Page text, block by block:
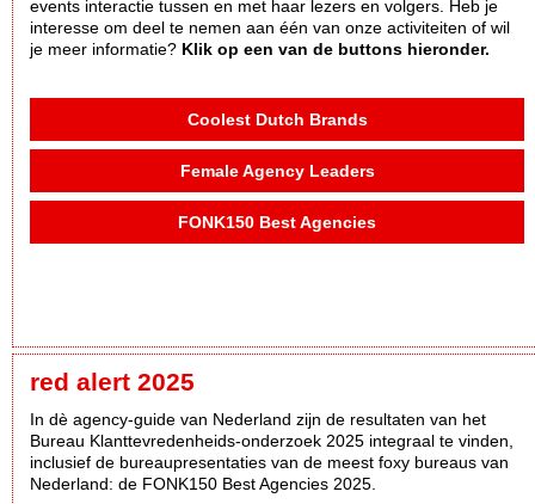
events interactie tussen en met haar lezers en volgers. Heb je
interesse om deel te nemen aan één van onze activiteiten of wil
je meer informatie? Klik op een van de buttons hieronder.
Coolest Dutch Brands
Female Agency Leaders
FONK150 Best Agencies
red alert 2025
In dè agency-guide van Nederland zijn de resultaten van het
Bureau Klanttevredenheids-onderzoek 2025 integraal te vinden,
inclusief de bureaupresentaties van de meest foxy bureaus van
Nederland: de FONK150 Best Agencies 2025.